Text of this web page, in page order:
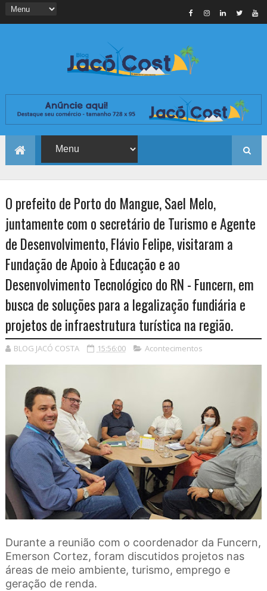
O prefeito de Porto do Mangue, Sael Melo,
juntamente com o secretário de Turismo e Agente
de Desenvolvimento, Flávio Felipe, visitaram a
Fundação de Apoio à Educação e ao
Desenvolvimento Tecnológico do RN - Funcern, em
busca de soluções para a legalização fundiária e
projetos de infraestrutura turística na região.
BLOG JACÓ COSTA 15:56:00 Acontecimentos
Durante a reunião com o coordenador da Funcern,
Emerson Cortez, foram discutidos projetos nas
áreas de meio ambiente, turismo, emprego e
geração de renda.